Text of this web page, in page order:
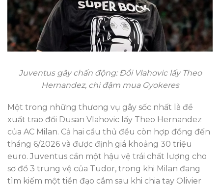
Juventus gây chấn động: Đổi Vlahovic lấy Theo
Hernandez, chi đậm mua Gyokeres
Một trong những thương vụ gây sốc nhất là đề
xuất trao đổi Dusan Vlahovic lấy Theo Hernandez
của AC Milan. Cả hai cầu thủ đều còn hợp đồng đến
tháng 6/2026 và được định giá khoảng 30 triệu
euro. Juventus cần một hậu vệ trái chất lượng cho
sơ đồ 3 trung vệ của Tudor, trong khi Milan đang
tìm kiếm một tiền đạo cắm sau khi chia tay Olivier